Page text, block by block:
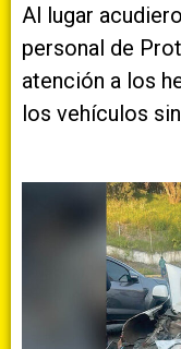
Al lugar
personal de
atención a los
los vehículos